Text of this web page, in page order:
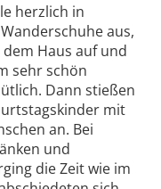
herzlich in
aus,
Haus auf und
sehr schön
Dann stießen
mit
an. Bei
und
die Zeit wie im